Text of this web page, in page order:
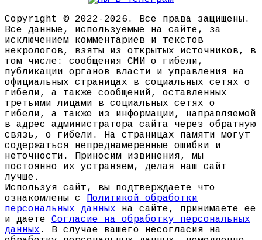
Copyright © 2022-2026. Все права защищены.
Все данные, используемые на сайте, за
исключением комментариев и текстов
некрологов, взяты из открытых источников, в
том числе: сообщения СМИ о гибели,
публикации органов власти и управления на
официальных страницах в социальных сетях о
гибели, а также сообщений, оставленных
третьими лицами в социальных сетях о
гибели, а также из информации, направляемой
в адрес администратора сайта через обратную
связь, о гибели. На страницах памяти могут
содержаться непреднамеренные ошибки и
неточности. Приносим извинения, мы
постоянно их устраняем, делая наш сайт
лучше.
Используя сайт, вы подтверждаете что
ознакомлены с Политикой обработки
персональных данных на сайте, принимаете ее
и даете Согласие на обработку персональных
данных . В случае вашего несогласия на